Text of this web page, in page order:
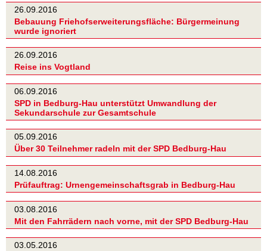
26.09.2016
Bebauung Friehofserweiterungsfläche: Bürgermeinung
wurde ignoriert
26.09.2016
Reise ins Vogtland
06.09.2016
SPD in Bedburg-Hau unterstützt Umwandlung der
Sekundarschule zur Gesamtschule
05.09.2016
Über 30 Teilnehmer radeln mit der SPD Bedburg-Hau
14.08.2016
Prüfauftrag: Urnengemeinschaftsgrab in Bedburg-Hau
03.08.2016
Mit den Fahrrädern nach vorne, mit der SPD Bedburg-Hau
03.05.2016